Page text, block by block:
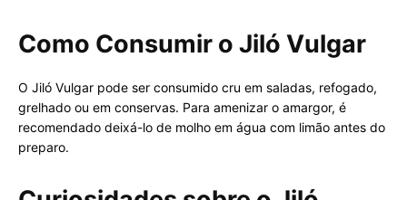
Como Consumir o Jiló Vulgar
O Jiló Vulgar pode ser consumido cru em saladas, refogado,
grelhado ou em conservas. Para amenizar o amargor, é
recomendado deixá-lo de molho em água com limão antes do
preparo.